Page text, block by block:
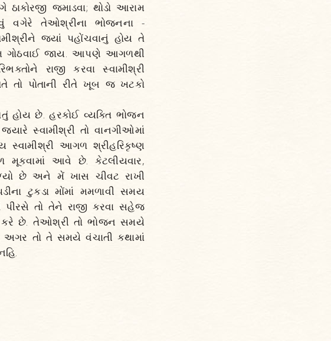
જમાડવા; થોડો આરામ
વગેરે તેઓશ્રીના ભોજનના -
જ્યાં પહોંચવાનું હોય તે
ગોઠવાઈ જાય. આપણે આગળથી
રાજી કરવા સ્વામીશ્રી
તો પોતાની રીતે ખૂબ જ ખટકો
છે. હરકોઈ વ્યક્તિ ભોજન
સ્વામીશ્રી તો વાનગીઓમાં
સ્વામીશ્રી આગળ શ્રીહરિકૃષ્ણ
મૂકવામાં આવે છે. કેટલીયવાર,
છે અને મેં ખાસ ચીવટ રાખી
ટુકડા મોંમાં મમળાવી સમય
પીરસે તો તેને રાજી કરવા સહેજ
કરે છે. તેઓશ્રી તો ભોજન સમયે
તો તે સમયે વંચાતી કથામાં